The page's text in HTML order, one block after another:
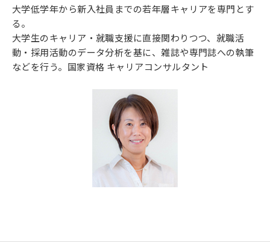
大学低学年から新入社員までの若年層キャリアを専門とす
る。
大学生のキャリア・就職支援に直接関わりつつ、就職活
動・採用活動のデータ分析を基に、雑誌や専門誌への執筆
などを行う。国家資格 キャリアコンサルタント